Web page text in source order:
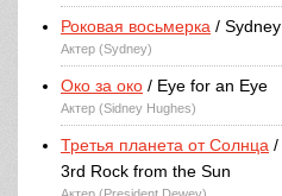
Роковая восьмерка / Sydney
Актер (Sydney)
Око за око / Eye for an Eye
Актер (Sidney Hughes)
Третья планета от Солнца /
3rd Rock from the Sun